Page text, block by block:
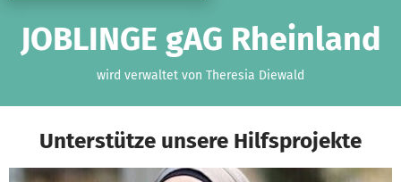
JOBLINGE gAG Rheinland
wird verwaltet von Theresia Diewald
Unterstütze unsere Hilfsprojekte